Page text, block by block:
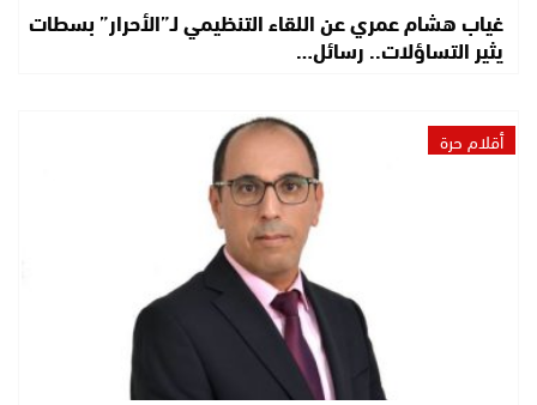
غياب هشام عمري عن اللقاء التنظيمي لـ”الأحرار” بسطات
يثير التساؤلات.. رسائل…
أقلام حرة